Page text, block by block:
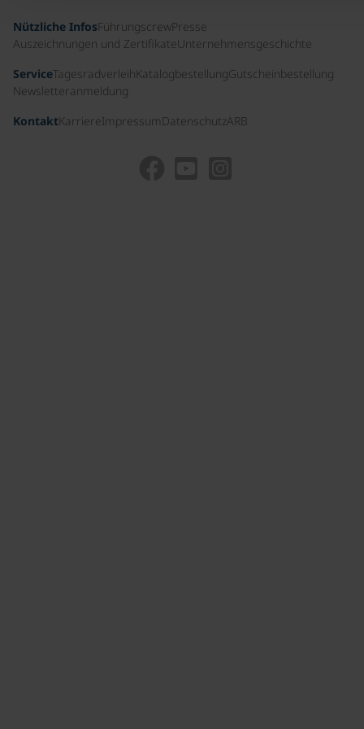
Nützliche InfosFührungscrewPresse
Auszeichnungen und ZertifikateUnternehmensgeschichte
ServiceTagesradverleihKatalogbestellungGutscheinbestellung
Newsletteranmeldung
KontaktKarriereImpressum DatenschutzARB